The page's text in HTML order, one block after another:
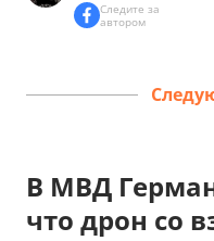
Следите за
автором
В МВД
что дрон со